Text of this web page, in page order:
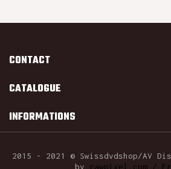
CONTACT
CATALOGUE
INFORMATIONS
2015 - 2021 © Swissdvdshop/AV
by
rawpixel.com /